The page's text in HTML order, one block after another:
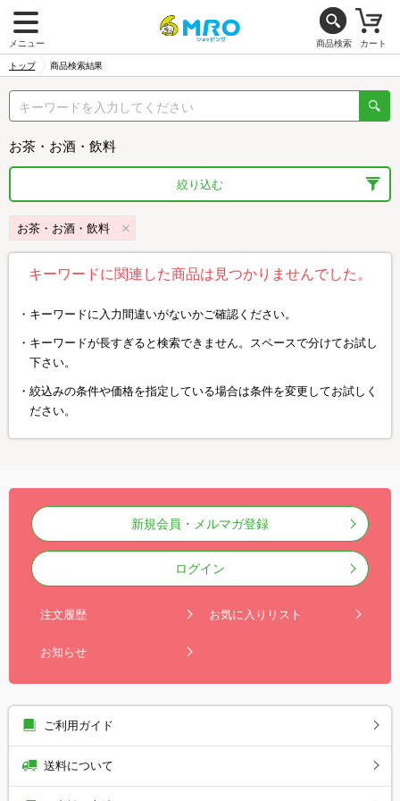
メニュー 商品検索 カート
トップ 商品検索結果
お茶・お酒・飲料
絞り込む
お茶・お酒・飲料
キーワードに関連した商品は見つかりませんでした。
キーワードに入力間違いがないかご確認ください。
キーワードが長すぎると検索できません。スペースで分けてお試し
下さい。
絞込みの条件や価格を指定している場合は条件を変更してお試しく
ださい。
新規会員・メルマガ登録
ログイン
注文履歴 お気に入りリスト
お知らせ
ご利用ガイド
送料について